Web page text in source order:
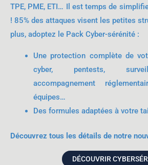
TPE, PME, ETI… Il est temps de
! 85% des attaques visent les petites
plus, adoptez le Pack Cyber-sérénité :
Une protection complète de
cyber, pentests,
accompagnement
équipes…
Des formules adaptées à votre
Découvrez tous les détails de notre
DÉCOUVRIR